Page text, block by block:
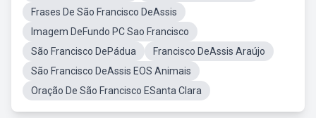
Frases De São Francisco DeAssis
Imagem DeFundo PC Sao Francisco
São Francisco DePádua
Francisco DeAssis Araújo
São Francisco DeAssis EOS Animais
Oração De São Francisco ESanta Clara